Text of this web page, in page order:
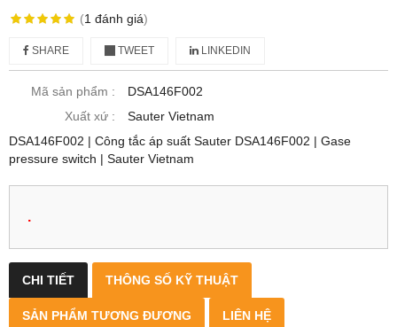
(1 đánh giá)
SHARE TWEET LINKEDIN
Mã sản phẩm :
DSA146F002
Xuất xứ :
Sauter Vietnam
DSA146F002 | Công tắc áp suất Sauter DSA146F002 | Gase
pressure switch | Sauter Vietnam
.
CHI TIẾT THÔNG SỐ KỸ THUẬT
SẢN PHẨM TƯƠNG ĐƯƠNG LIÊN HỆ